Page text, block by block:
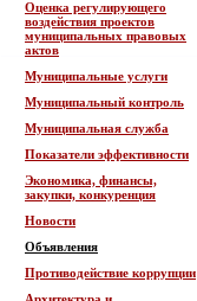
Оценка регулирующего
воздействия проектов
муниципальных правовых
актов
Муниципальные услуги
Муниципальный контроль
Муниципальная служба
Показатели эффективности
Экономика, финансы,
закупки, конкуренция
Новости
Объявления
Противодействие коррупции